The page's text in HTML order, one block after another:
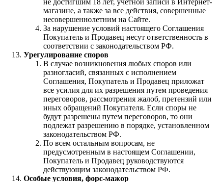
магазине, а также за все действия, совершенные
несовершеннолетним на Сайте.
За нарушение условий настоящего Соглашения
Покупатель и Продавец несут ответственность в
соответствии с законодательством РФ.
Урегулирование споров
В случае возникновения любых споров или
разногласий, связанных с исполнением
Соглашения, Покупатель и Продавец приложат
все усилия для их разрешения путем проведения
переговоров, рассмотрения жалоб, претензий или
иных обращений Покупателя. Если споры не
будут разрешены путем переговоров, то они
подлежат разрешению в порядке, установленном
законодательством РФ.
По всем остальным вопросам, не
предусмотренным в настоящем Соглашении,
Покупатель и Продавец руководствуются
действующим законодательством РФ.
Особые условия, форс-мажор